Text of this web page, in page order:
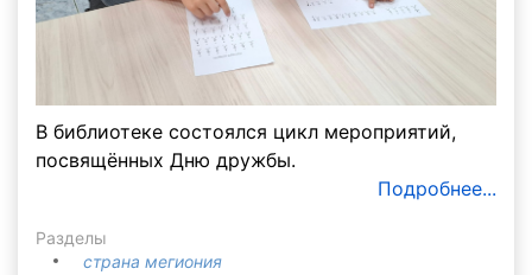
В библиотеке состоялся цикл мероприятий,
посвящённых Дню дружбы.
Подробнее...
Разделы
страна мегиония